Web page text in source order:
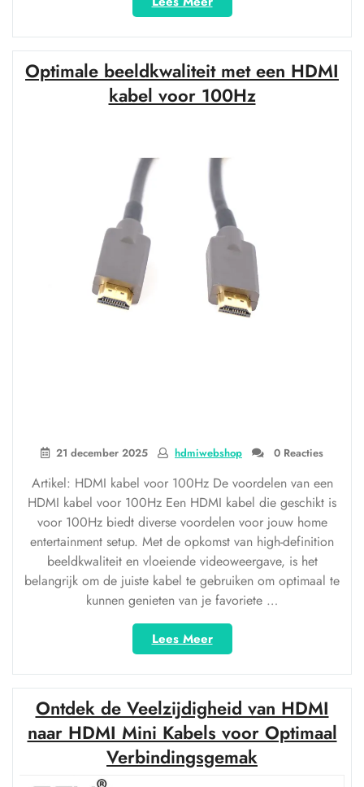
Micro
USB
Kabel:
Verbinding
voor
Optimaal
Optimale beeldkwaliteit met een HDMI
kabel voor 100Hz
21 december 2025 hdmiwebshop 0 Reacties
Artikel: HDMI kabel voor 100Hz De voordelen van een
HDMI kabel voor 100Hz Een HDMI kabel die geschikt is
voor 100Hz biedt diverse voordelen voor jouw home
entertainment setup. Met de opkomst van high-definition
beeldkwaliteit en vloeiende videoweergave, is het
belangrijk om de juiste kabel te gebruiken om optimaal te
kunnen genieten van je favoriete …
Lees Meer“Optimale
beeldkwaliteit
met
een
HDMI
kabel
voor
100Hz”
Ontdek de Veelzijdigheid van HDMI
naar HDMI Mini Kabels voor Optimaal
Verbindingsgemak